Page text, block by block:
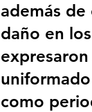
además de
daño en
como